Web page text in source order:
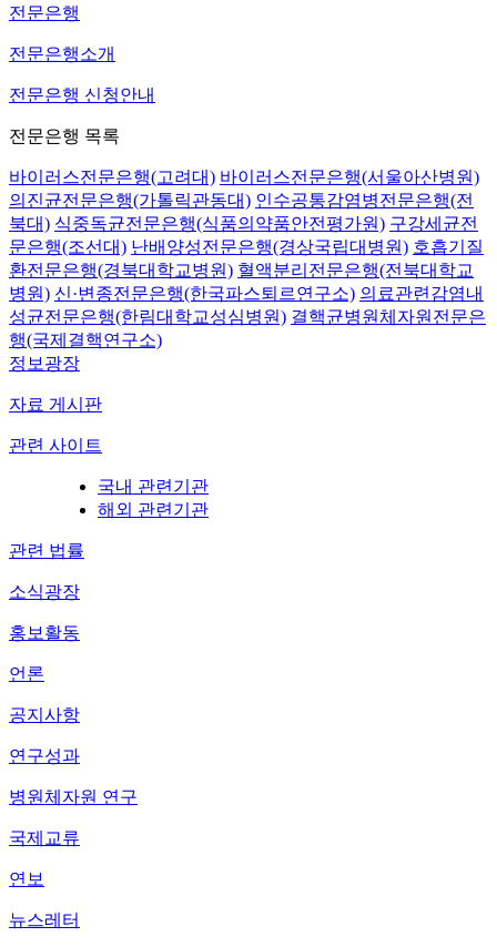
전문은행
전문은행소개
전문은행 신청안내
전문은행 목록
바이러스전문은행(고려대) 바이러스전문은행(서울아산병원)
의진균전문은행(가톨릭관동대) 인수공통감염병전문은행(전
북대) 식중독균전문은행(식품의약품안전평가원) 구강세균전
문은행(조선대) 난배양성전문은행(경상국립대병원) 호흡기질
환전문은행(경북대학교병원) 혈액분리전문은행(전북대학교
병원) 신·변종전문은행(한국파스퇴르연구소) 의료관련감염내
성균전문은행(한림대학교성심병원) 결핵균병원체자원전문은
행(국제결핵연구소)
정보광장
자료 게시판
관련 사이트
국내 관련기관
해외 관련기관
관련 법률
소식광장
홍보활동
언론
공지사항
연구성과
병원체자원 연구
국제교류
연보
뉴스레터